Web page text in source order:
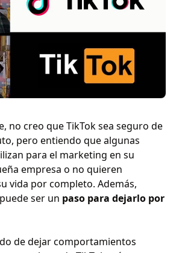
no creo que TikTok sea seguro de
pero entiendo que algunas
para el marketing en su
empresa o no quieren
vida por completo. Además,
ser un paso para dejarlo por
de dejar comportamientos